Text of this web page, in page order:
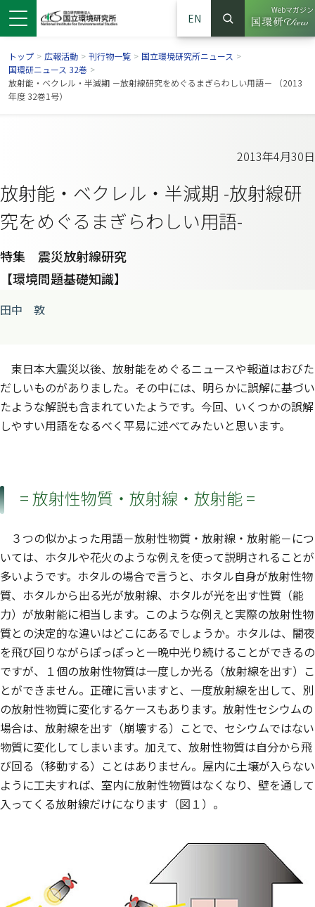
ドウで開きます）
ンドウで開きます）
ウインドウで開きます）
EN
サイト内検索
検索
Webマガジン
（別ウイ
トップ > 広報活動 > 刊行物一覧 > 国立環境研究所ニュース >
国環研ニュース 32巻 >
放射能・ベクレル・半減期 －放射線研究をめぐるまぎらわしい用語－ （2013
年度 32巻1号）
2013年4月30日
放射能・ベクレル・半減期 -放射線研
究をめぐるまぎらわしい用語-
特集 震災放射線研究
【環境問題基礎知識】
田中 敦
東日本大震災以後、放射能をめぐるニュースや報道はおびた
だしいものがありました。その中には、明らかに誤解に基づい
たような解説も含まれていたようです。今回、いくつかの誤解
しやすい用語をなるべく平易に述べてみたいと思います。
= 放射性物質・放射線・放射能 =
３つの似かよった用語－放射性物質・放射線・放射能－につ
いては、ホタルや花火のような例えを使って説明されることが
多いようです。ホタルの場合で言うと、ホタル自身が放射性物
質、ホタルから出る光が放射線、ホタルが光を出す性質（能
力）が放射能に相当します。このような例えと実際の放射性物
質との決定的な違いはどこにあるでしょうか。ホタルは、闇夜
を飛び回りながらぽっぽっと一晩中光り続けることができるの
ですが、１個の放射性物質は一度しか光る（放射線を出す）こ
とができません。正確に言いますと、一度放射線を出して、別
の放射性物質に変化するケースもあります。放射性セシウムの
場合は、放射線を出す（崩壊する）ことで、セシウムではない
物質に変化してしまいます。加えて、放射性物質は自分から飛
び回る（移動する）ことはありません。屋内に土壌が入らない
ように工夫すれば、室内に放射性物質はなくなり、壁を通して
入ってくる放射線だけになります（図１）。